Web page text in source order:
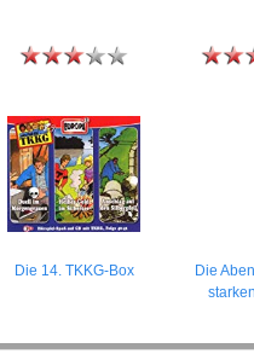
Die 14. TKKG-Box
Die